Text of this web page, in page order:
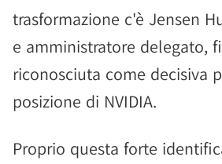
trasformazione c'è Jensen
e amministratore delegato,
riconosciuta come decisiva
posizione di NVIDIA.
Proprio questa forte